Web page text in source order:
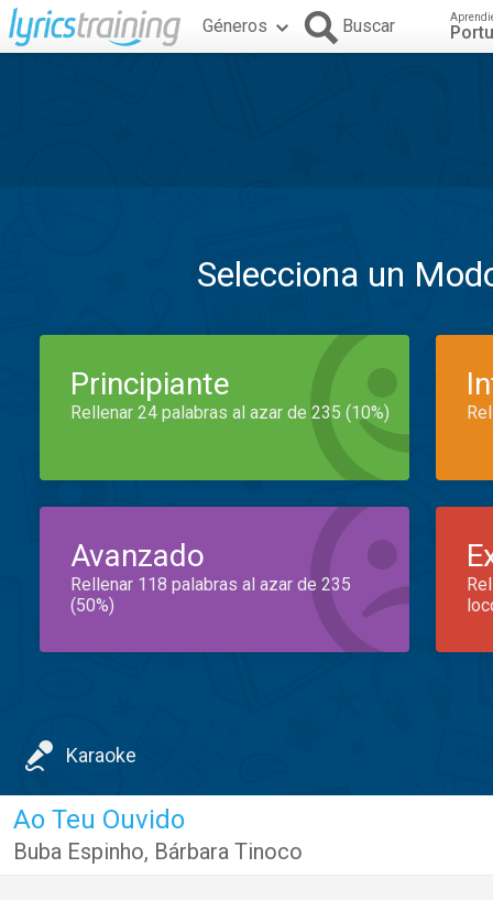
Géneros Buscar
Selecciona un
Principiante
Rellenar 24 palabras al azar de 235 (10%)
Avanzado
Rellenar 118 palabras al azar de 235
(50%)
Karaoke
Ao Teu Ouvido
Buba Espinho, Bárbara Tinoco